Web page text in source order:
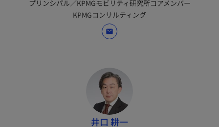
プリンシパル／KPMGモビリティ研究所コアメンバー
KPMGコンサルティング
mail
井口 耕一